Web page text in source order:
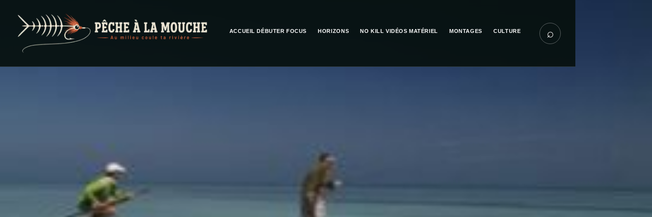
PECHE A LA MOUCHE
ACCUEIL DÉBUTER FOCUS HORIZONS NO KILL VIDÉOS MATÉRIEL MONTAGES CULTURE ⌕